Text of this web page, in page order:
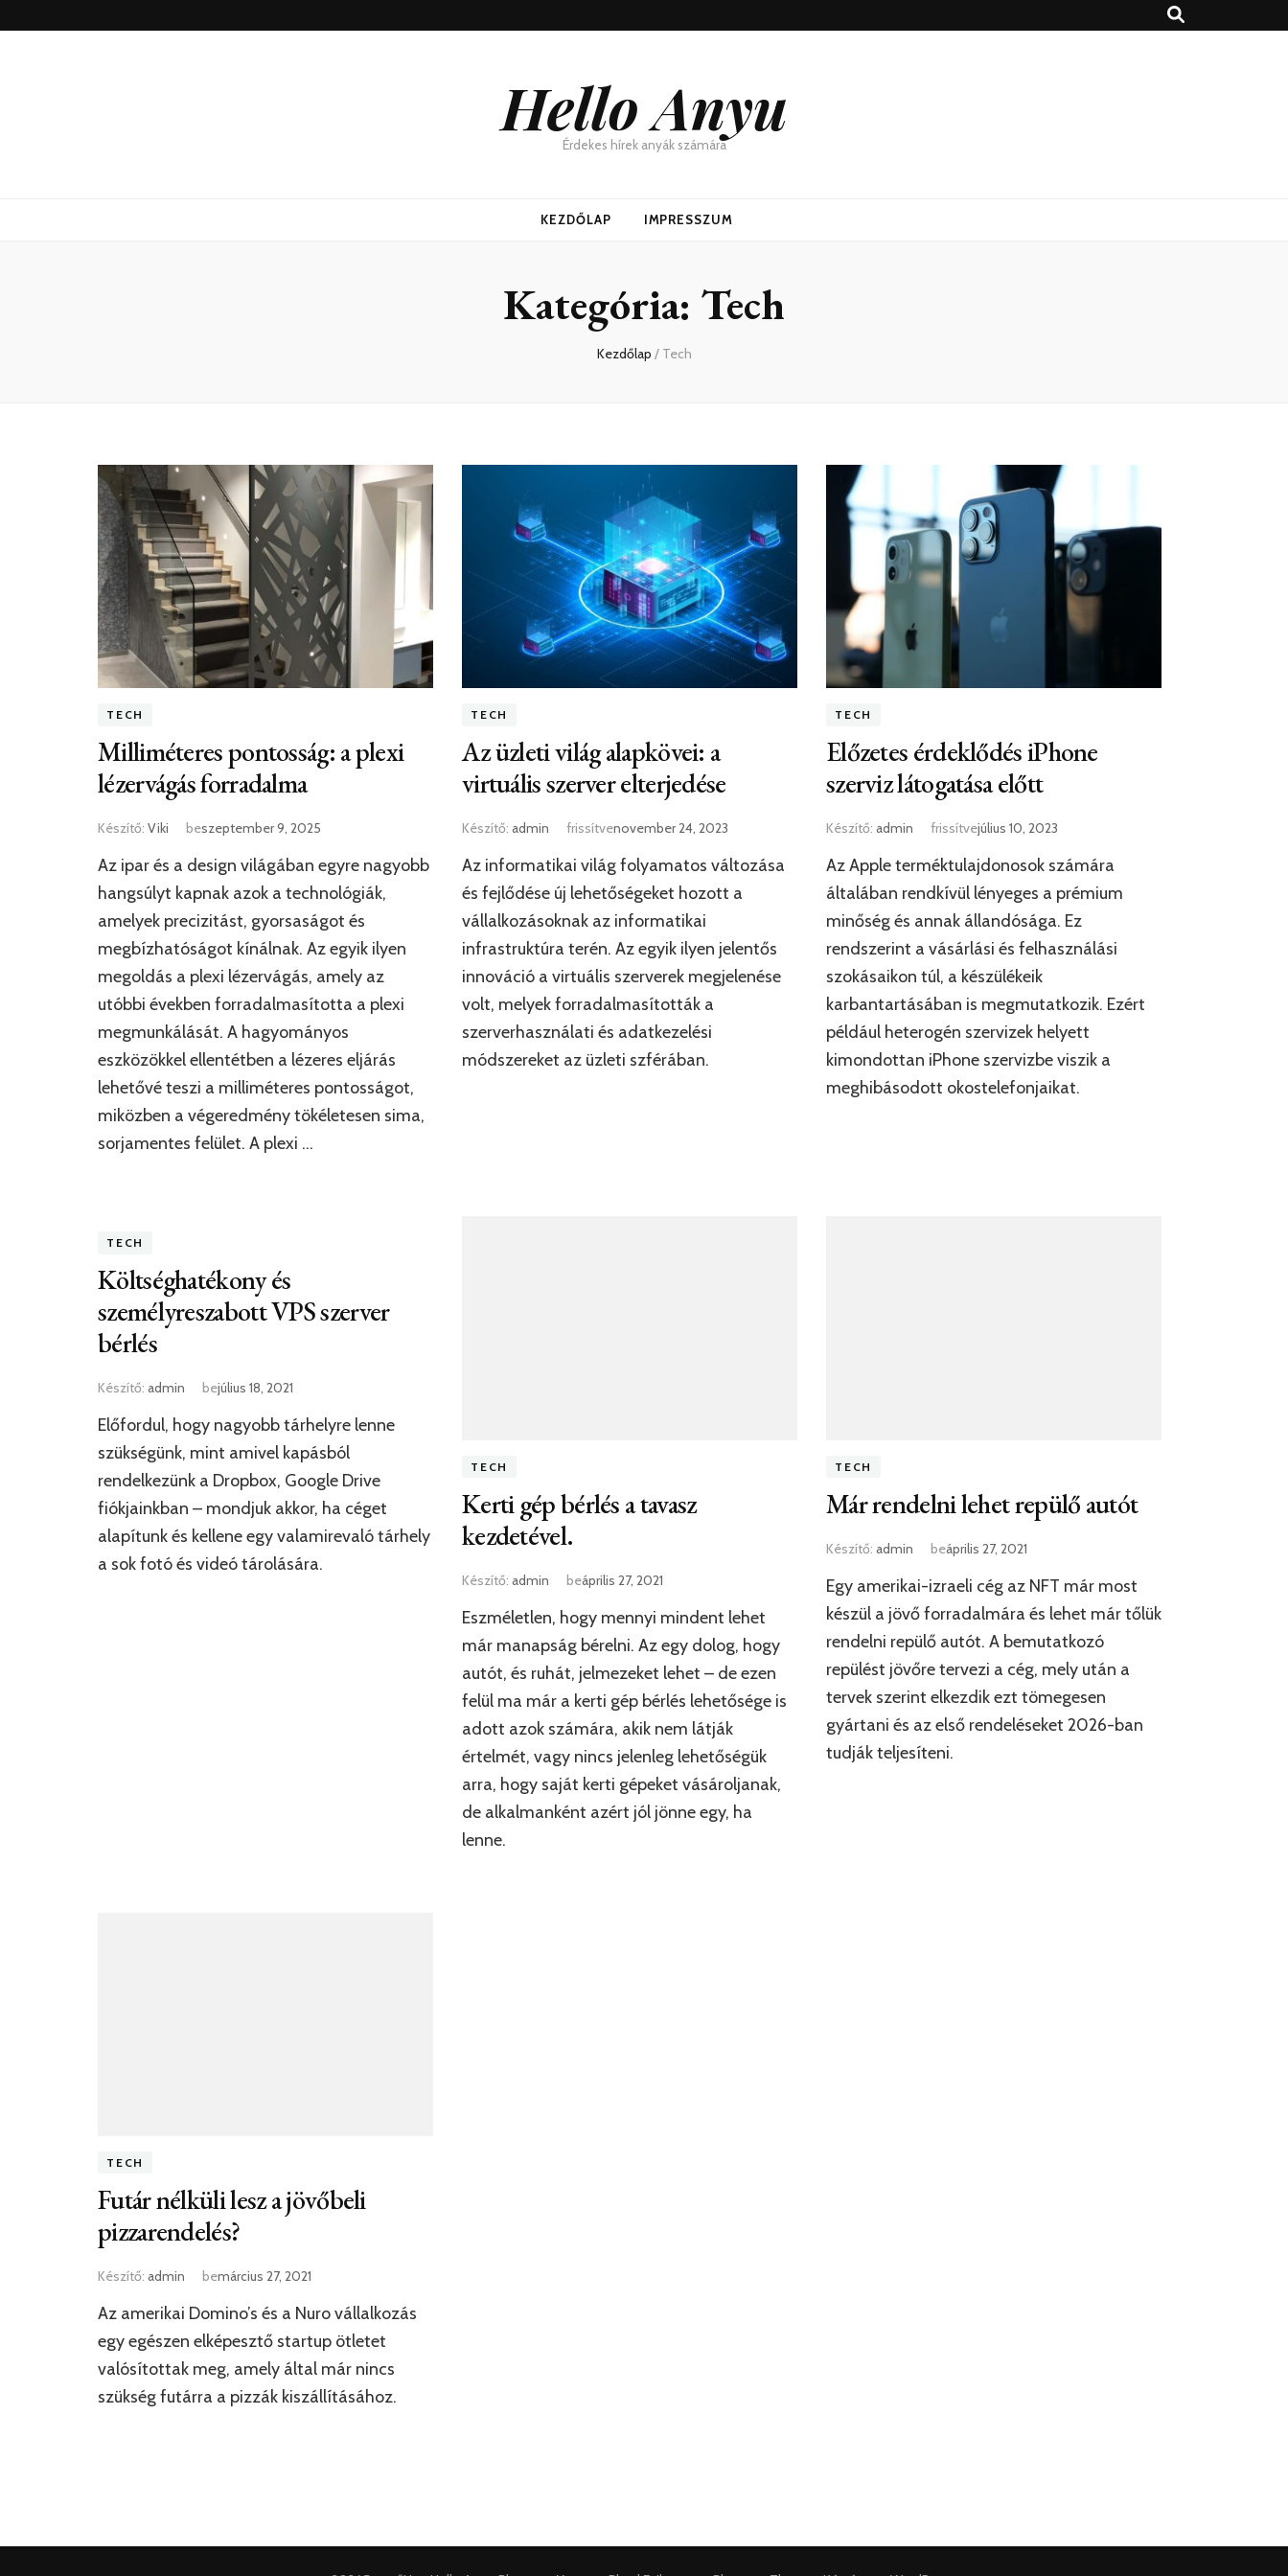
Hello Anyu
Érdekes hírek anyák számára
KEZDŐLAP IMPRESSZUM
Kategória: Tech
Kezdőlap / Tech
TECH
Milliméteres pontosság: a plexi
lézervágás forradalma
Készítő: Viki beszeptember 9, 2025
Az ipar és a design világában egyre nagyobb
hangsúlyt kapnak azok a technológiák,
amelyek precizitást, gyorsaságot és
megbízhatóságot kínálnak. Az egyik ilyen
megoldás a plexi lézervágás, amely az
utóbbi években forradalmasította a plexi
megmunkálását. A hagyományos
eszközökkel ellentétben a lézeres eljárás
lehetővé teszi a milliméteres pontosságot,
miközben a végeredmény tökéletesen sima,
sorjamentes felület. A plexi …
TECH
Az üzleti világ alapkövei: a
virtuális szerver elterjedése
Készítő: admin frissítvenovember 24, 2023
Az informatikai világ folyamatos változása
és fejlődése új lehetőségeket hozott a
vállalkozásoknak az informatikai
infrastruktúra terén. Az egyik ilyen jelentős
innováció a virtuális szerverek megjelenése
volt, melyek forradalmasították a
szerverhasználati és adatkezelési
módszereket az üzleti szférában.
TECH
Előzetes érdeklődés iPhone
szerviz látogatása előtt
Készítő: admin frissítvejúlius 10, 2023
Az Apple terméktulajdonosok számára
általában rendkívül lényeges a prémium
minőség és annak állandósága. Ez
rendszerint a vásárlási és felhasználási
szokásaikon túl, a készülékeik
karbantartásában is megmutatkozik. Ezért
például heterogén szervizek helyett
kimondottan iPhone szervizbe viszik a
meghibásodott okostelefonjaikat.
TECH
Költséghatékony és
személyreszabott VPS szerver
bérlés
Készítő: admin bejúlius 18, 2021
Előfordul, hogy nagyobb tárhelyre lenne
szükségünk, mint amivel kapásból
rendelkezünk a Dropbox, Google Drive
fiókjainkban – mondjuk akkor, ha céget
alapítunk és kellene egy valamirevaló tárhely
a sok fotó és videó tárolására.
TECH
Kerti gép bérlés a tavasz
kezdetével.
Készítő: admin beáprilis 27, 2021
Eszméletlen, hogy mennyi mindent lehet
már manapság bérelni. Az egy dolog, hogy
autót, és ruhát, jelmezeket lehet – de ezen
felül ma már a kerti gép bérlés lehetősége is
adott azok számára, akik nem látják
értelmét, vagy nincs jelenleg lehetőségük
arra, hogy saját kerti gépeket vásároljanak,
de alkalmanként azért jól jönne egy, ha
lenne.
TECH
Már rendelni lehet repülő autót
Készítő: admin beáprilis 27, 2021
Egy amerikai-izraeli cég az NFT már most
készül a jövő forradalmára és lehet már tőlük
rendelni repülő autót. A bemutatkozó
repülést jövőre tervezi a cég, mely után a
tervek szerint elkezdik ezt tömegesen
gyártani és az első rendeléseket 2026-ban
tudják teljesíteni.
TECH
Futár nélküli lesz a jövőbeli
pizzarendelés?
Készítő: admin bemárcius 27, 2021
Az amerikai Domino’s és a Nuro vállalkozás
egy egészen elképesztő startup ötletet
valósítottak meg, amely által már nincs
szükség futárra a pizzák kiszállításához.